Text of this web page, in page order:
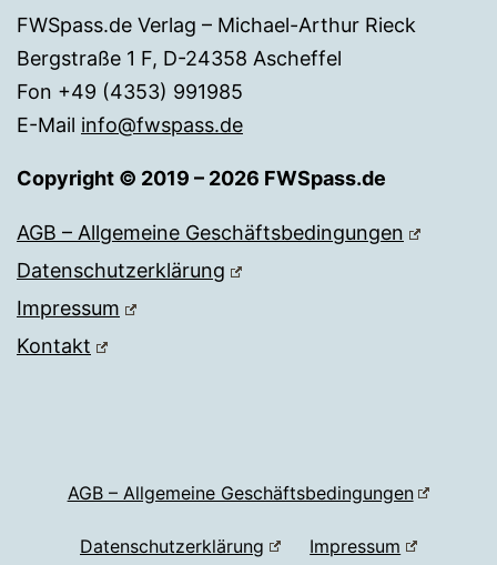
FWSpass.de Verlag – Michael-Arthur Rieck
Bergstraße 1 F, D-24358 Ascheffel
Fon +49 (4353) 991985
E-Mail info@fwspass.de
Copyright © 2019 – 2026 FWSpass.de
AGB – Allgemeine Geschäftsbedingungen
Datenschutzerklärung
Impressum
Kontakt
AGB – Allgemeine Geschäftsbedingungen
Datenschutzerklärung Impressum